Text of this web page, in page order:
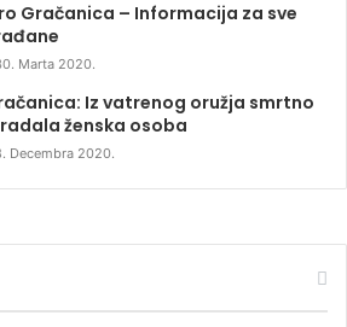
Gračanica – Informacija za sve
Marta 2020.
Iz vatrenog oružja smrtno
ženska osoba
Decembra 2020.